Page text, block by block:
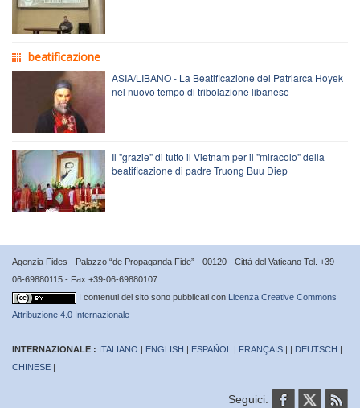
beatificazione
ASIA/LIBANO - La Beatificazione del Patriarca Hoyek
nel nuovo tempo di tribolazione libanese
Il "grazie" di tutto il Vietnam per il "miracolo" della
beatificazione di padre Truong Buu Diep
Agenzia Fides - Palazzo “de Propaganda Fide” - 00120 - Città del Vaticano Tel. +39-
06-69880115 - Fax +39-06-69880107
I contenuti del sito sono pubblicati con Licenza Creative Commons
Attribuzione 4.0 Internazionale
INTERNAZIONALE : ITALIANO | ENGLISH | ESPAÑOL | FRANÇAIS | | DEUTSCH |
CHINESE |
Seguici: